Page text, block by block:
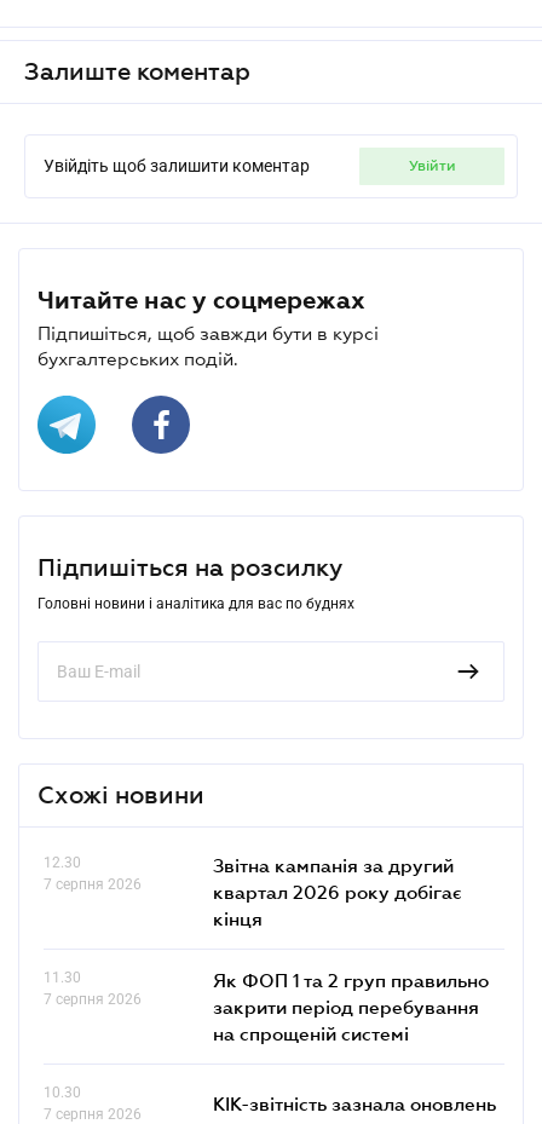
Залиште коментар
Увійдіть щоб залишити коментар увійти
Читайте нас у соцмережах
Підпишіться, щоб завжди бути в курсі
бухгалтерських подій.
Підпишіться на розсилку
Головні новини і аналітика для вас по буднях
Схожі новини
12.30
7 серпня 2026
Звітна кампанія за другий
квартал 2026 року добігає
кінця
11.30
7 серпня 2026
Як ФОП 1 та 2 груп правильно
закрити період перебування
на спрощеній системі
10.30
7 серпня 2026
КІК-звітність зазнала оновлень